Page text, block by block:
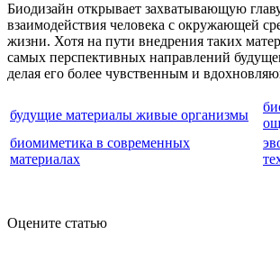
Биодизайн открывает захватывающую
взаимодействия человека с окружающей
жизни. Хотя на пути внедрения таких
самых перспективных направлений
делая его более чувственным и
будущие материалы живые организмы
биомиметика в современных
материалах
Оцените статью